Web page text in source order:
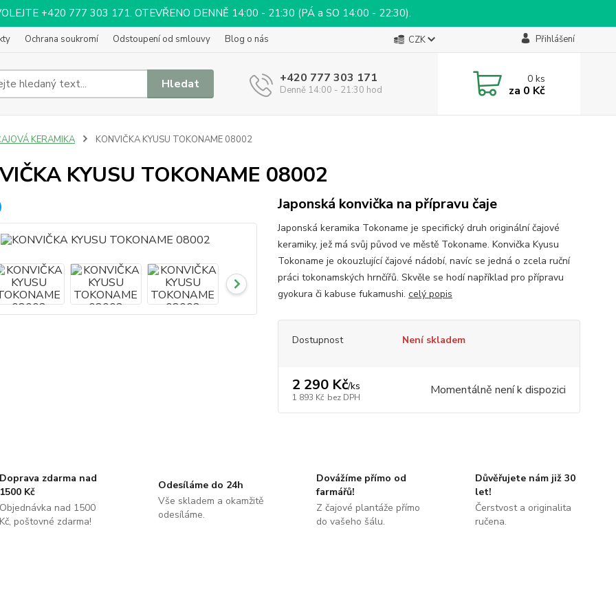
+420 777 303 171. OTEVŘENO DENNĚ 14:00 - 21:30 (PÁ a SO 14:00 - 22:30).
Ochrana soukromí Odstoupení od smlouvy Blog o nás CZK Přihlášení
Hledat +420 777 303 171
Denně 14:00 - 21:30 hod
0ks
za 0 Kč
KERAMIKA KONVIČKA KYUSU TOKONAME 08002
KYUSU TOKONAME 08002
Japonská konvička na přípravu čaje
Japonská keramika Tokoname je specifický druh originální čajové
keramiky, jež má svůj původ ve městě Tokoname. Konvička Kyusu
Tokoname je okouzlující čajové nádobí, navíc se jedná o zcela ruční
práci tokonamských hrnčířů. Skvěle se hodí například pro přípravu
gyokura či kabuse fukamushi. celý popis
Dostupnost Není skladem
2 290 Kč/ks
1 893 Kč bez DPH Momentálně není k dispozici
zdarma nad
Kč
nad 1500
poštovné zdarma!
Odesíláme do 24h
Vše skladem a okamžitě
odesíláme.
Dovážíme přímo od
farmářů!
Z čajové plantáže přímo
do vašeho šálu.
Důvěřujete nám již 30
let!
Čerstvost a originalita
ručena.